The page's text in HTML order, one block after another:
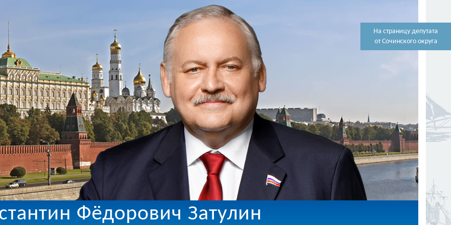
На страницу депутата
от Сочинского округа
Фёдорович Затулин